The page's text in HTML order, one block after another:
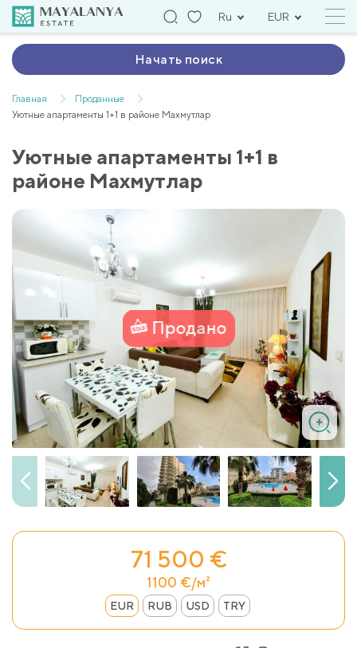
Ru EUR
Начать поиск
Главная
Проданные
Уютные апартаменты 1+1 в районе Махмутлар
Уютные апартаменты 1+1 в
районе Махмутлар
Продано
71 500 €
1100 €/м²
EUR RUB USD TRY